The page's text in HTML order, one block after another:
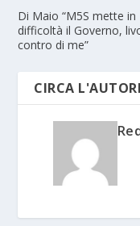
Di Maio “M5S mette in
difficoltà il Governo,
contro di me”
CIRCA